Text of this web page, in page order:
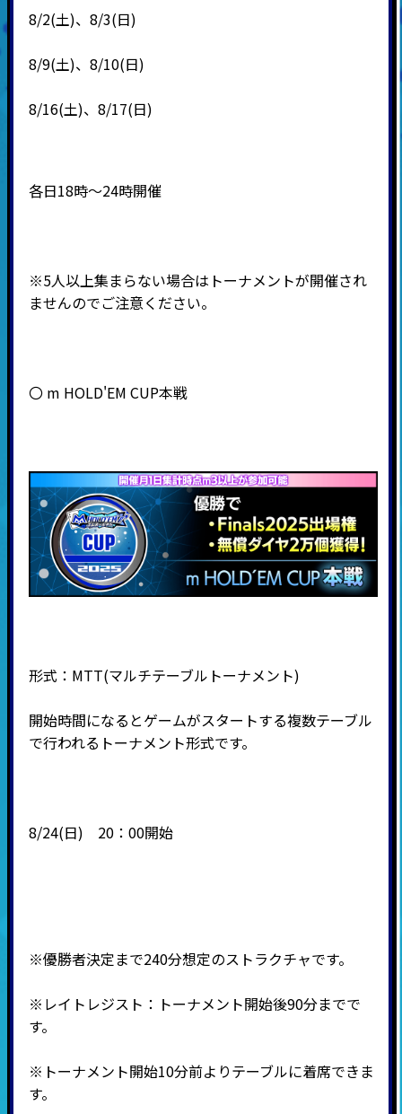
8/2(土)、8/3(日)
8/9(土)、8/10(日)
8/16(土)、8/17(日)
各日18時～24時開催
※5人以上集まらない場合はトーナメントが開催され
ませんのでご注意ください。
〇 m HOLD'EM CUP本戦
形式： MTT(マルチテーブルトーナメント)
開始時間になるとゲームがスタートする複数テーブル
で行われるトーナメント形式です。
8/24(日) 20：00開始
※優勝者決定まで240分想定のストラクチャです。
※レイトレジスト：トーナメント開始後90分までで
す。
※トーナメント開始10分前よりテーブルに着席できま
す。